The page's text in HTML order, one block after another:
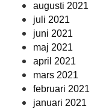
augusti 2021
juli 2021
juni 2021
maj 2021
april 2021
mars 2021
februari 2021
januari 2021